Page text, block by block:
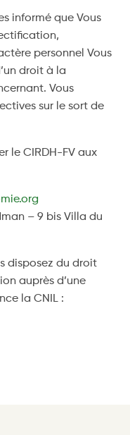
informé que Vous
personnel Vous
droit à la
Vous
sur le sort de
le CIRDH-FV aux
– 9 bis Villa du
disposez du droit
auprès d’une
la CNIL :